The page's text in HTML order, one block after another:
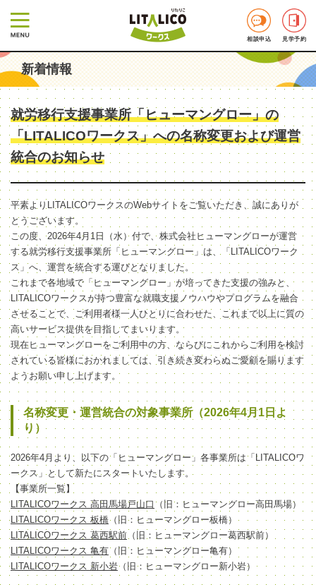
相談申込 見学予約
新着情報
就労移行支援事業所「ヒューマングロー」の
「LITALICOワークス」への名称変更および運営
統合のお知らせ
平素よりLITALICOワークスのWebサイトをご覧いただき、誠にありが
とうございます。
この度、2026年4月1日（水）付で、株式会社ヒューマングローが運営
する就労移行支援事業所「ヒューマングロー」は、「LITALICOワーク
ス」へ、運営を統合する運びとなりました。
これまで各地域で「ヒューマングロー」が培ってきた支援の強みと、
LITALICOワークスが持つ豊富な就職支援ノウハウやプログラムを融合
させることで、ご利用者様一人ひとりに合わせた、これまで以上に質の
高いサービス提供を目指してまいります。
現在ヒューマングローをご利用中の方、ならびにこれからご利用を検討
されている皆様におかれましては、引き続き変わらぬご愛顧を賜ります
ようお願い申し上げます。
名称変更・運営統合の対象事業所（2026年4月1日よ
り）
2026年4月より、以下の「ヒューマングロー」各事業所は「LITALICOワ
ークス」として新たにスタートいたします。
【事業所一覧】
LITALICOワークス 高田馬場戸山口 （旧：ヒューマングロー高田馬場）
LITALICOワークス 板橋（旧：ヒューマングロー板橋）
LITALICOワークス 葛西駅前 （旧：ヒューマングロー葛西駅前）
LITALICOワークス 亀有（旧：ヒューマングロー亀有）
LITALICOワークス 新小岩（旧：ヒューマングロー新小岩）